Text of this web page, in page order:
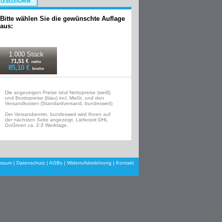
Bitte wählen Sie die gewünschte Auflage
aus:
1.000 Stück
71,51 € netto
85,10 € brutto
Die angezeigen Preise sind Nettopreise (weiß)
und Bruttopreise (blau) incl. MwSt. und den
Versandkosten (Standardversand, bundesweit)
Der Versandtermin, bundesweit wird Ihnen auf
der nächsten Seite angezeigt. Lieferzeit DHL
GoGreen ca. 2-3 Werktage.
| Datenschutz | AGBs | Widerrufsbelehrung | Kontakt